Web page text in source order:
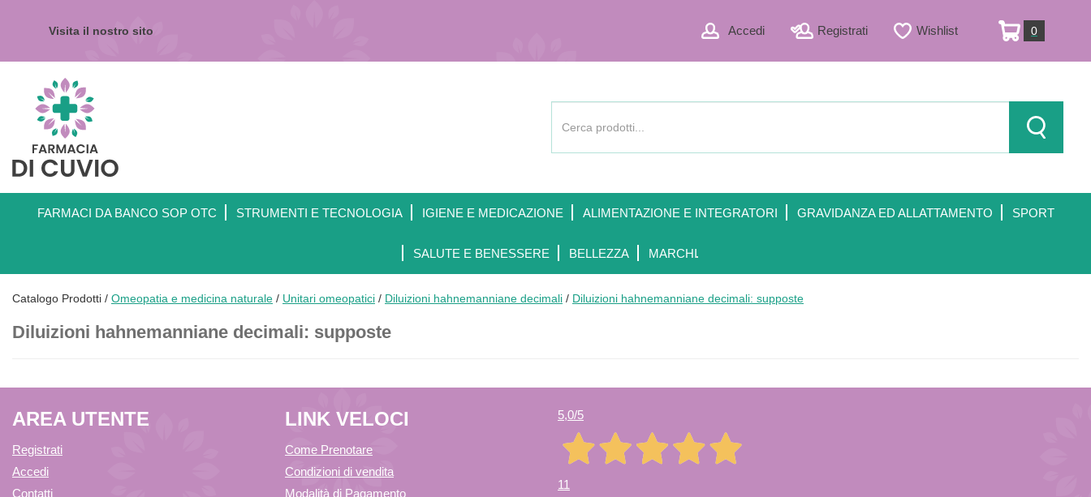
Visita il nostro sito Accedi Registrati Wishlist 0
ARTICOLI
Farmacia
Cuvio
Prodotto
Cerca
FARMACI DA BANCO SOP OTC STRUMENTI E TECNOLOGIA IGIENE E MEDICAZIONE ALIMENTAZIONE E INTEGRATORI GRAVIDANZA ED ALLATTAMENTO SPORT
SALUTE E BENESSERE BELLEZZA MARCHI
Catalogo Prodotti / Omeopatia e medicina naturale / Unitari omeopatici / Diluizioni hahnemanniane decimali / Diluizioni hahnemanniane decimali: supposte
Diluizioni hahnemanniane decimali: supposte
AREA UTENTE
Registrati
Accedi
Contatti
LINK VELOCI
Come Prenotare
Condizioni di vendita
Modalità di Pagamento
5,0/5
11